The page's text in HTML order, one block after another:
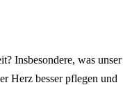
Insbesondere, was unser
Herz besser pflegen und